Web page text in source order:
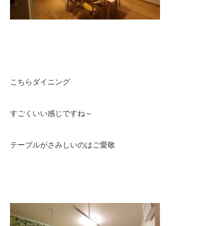
こちらダイニング
すごくいい感じですね～
テーブルがさみしいのはご愛敬